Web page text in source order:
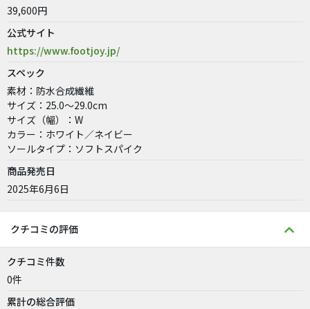
39,600円
公式サイト
https://www.footjoy.jp/
スペック
素材：防水合成繊維
サイズ：25.0～29.0cm
サイズ（幅）：W
カラー：ホワイト／ネイビー
ソールタイプ：ソフトスパイク
商品発売日
2025年6月6日
クチコミの評価
クチコミ件数
0件
累計の総合評価